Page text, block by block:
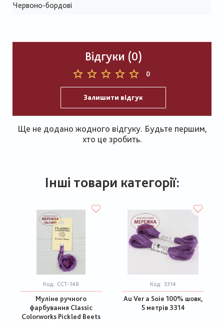
Червоно-бордові
Відгуки (0)
0
Залишити відгук
Ще не додано жодного відгуку. Будьте першим,
хто це зробить.
Інші товари категорії:
Код: CCT-148
Муліне ручного
фарбування Classic
Colorworks Pickled Beets
Код: 3314
Au Ver a Soie 100% шовк,
5 метрів 3314